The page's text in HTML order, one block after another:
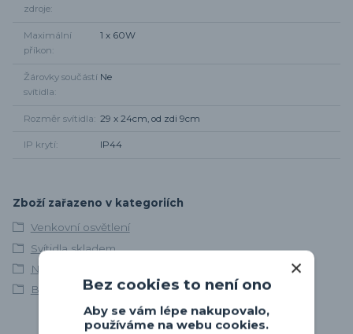
zdroje
Maximální
příkon
1 x 60W
Žárovky součástí
svítidla
Ne
Rozměr svítidla 29 x 24cm, od zdi 9cm
IP krytí IP44
Zboží zařazeno v kategoriích
Venkovní osvětlení
Svítidla skladem
Nástěnná venkovní svítidla
Brilliant
Bez cookies to není ono
Aby se vám lépe nakupovalo,
používáme na webu cookies.